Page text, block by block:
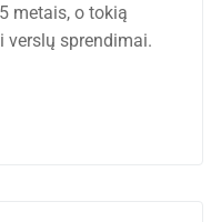
metais, o tokią
verslų sprendimai.